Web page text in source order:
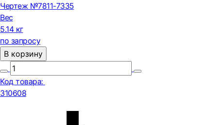
Чертеж №7811-7335
Вес
5.14 кг
по запросу
В корзину
Код товара:
310608